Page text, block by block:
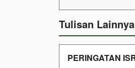
Tulisan Lainnya
PERINGATAN